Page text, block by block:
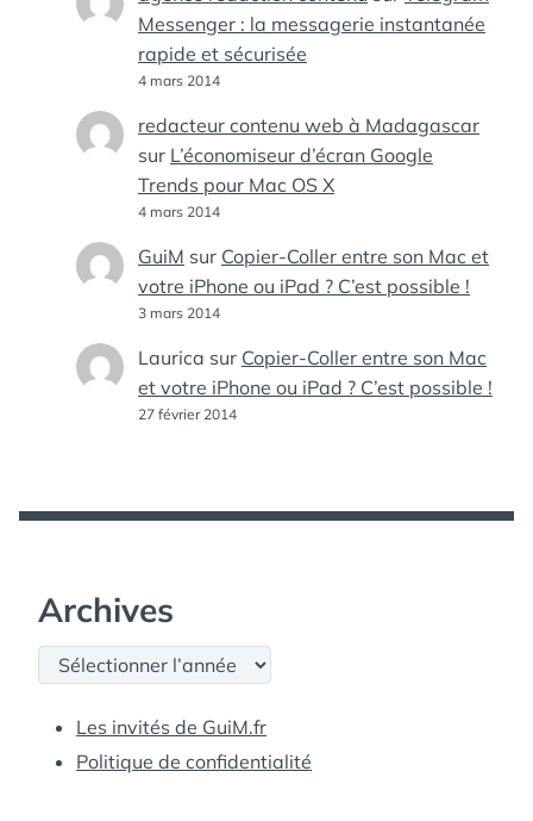
Messenger : la messagerie instantanée
rapide et sécurisée
4 mars 2014
redacteur contenu web à Madagascar
sur L’économiseur d’écran Google
Trends pour Mac OS X
4 mars 2014
GuiM sur Copier-Coller entre son Mac et
votre iPhone ou iPad ? C’est possible !
3 mars 2014
Laurica sur Copier-Coller entre son Mac
et votre iPhone ou iPad ? C’est possible !
27 février 2014
Archives
Archives
Les invités de GuiM.fr
Politique de confidentialité